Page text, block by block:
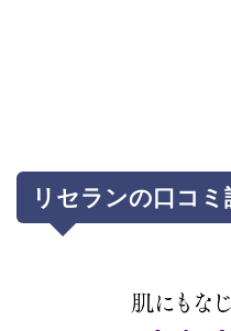
リセランの口コミ